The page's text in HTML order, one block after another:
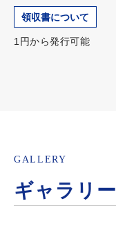
領収書について
1円から発行可能
GALLERY
ギャラリー